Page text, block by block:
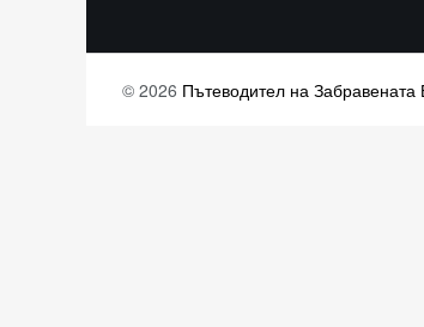
© 2026 Пътеводител на Забравената